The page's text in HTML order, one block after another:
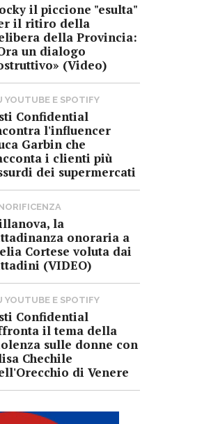
il piccione "esulta"
il ritiro della
della Provincia:
un dialogo
(Video)
YOUTUBE E SPOTIFY
Confidential
l'influencer
Garbin che
i clienti più
dei supermercati
la
onoraria a
Cortese voluta dai
(VIDEO)
YOUTUBE E SPOTIFY
Confidential
il tema della
sulle donne con
Chechile
di Venere